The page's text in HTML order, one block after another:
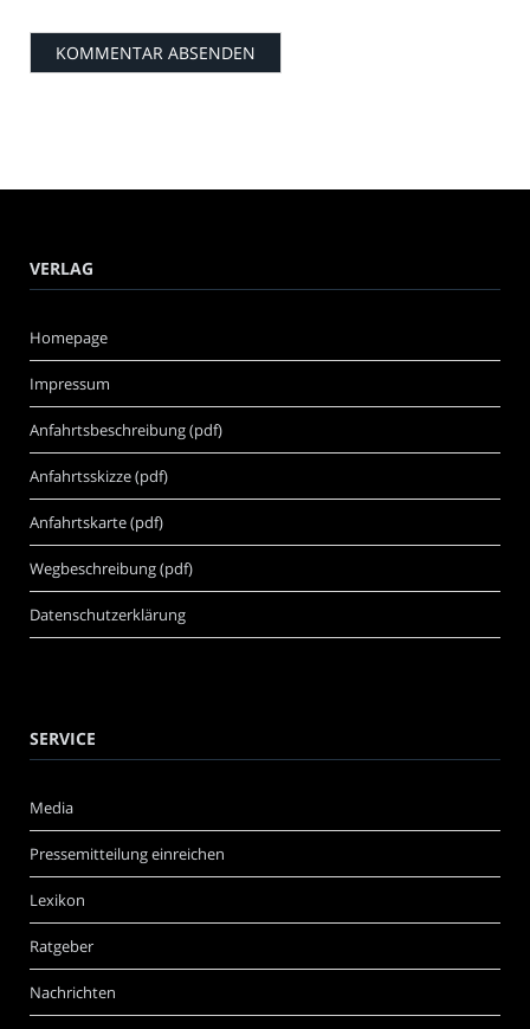
VERLAG
Homepage
Impressum
Anfahrtsbeschreibung (pdf)
Anfahrtsskizze (pdf)
Anfahrtskarte (pdf)
Wegbeschreibung (pdf)
Datenschutzerklärung
SERVICE
Media
Pressemitteilung einreichen
Lexikon
Ratgeber
Nachrichten